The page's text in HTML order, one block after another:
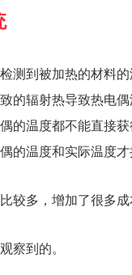
测到被加热的材料
的辐射热导致热电
的温度都不能直接获
的温度和实际温度才
较多，增加了很多成
察到的。